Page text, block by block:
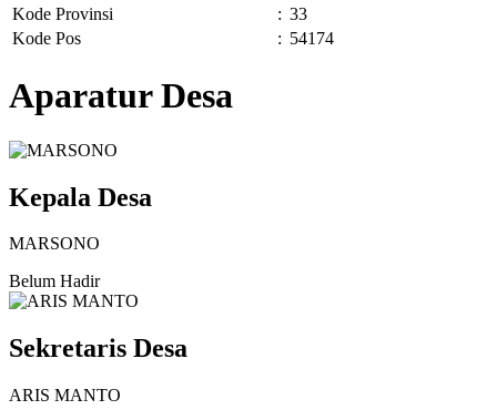
Kode Provinsi
: 33
Kode Pos
: 54174
Aparatur Desa
Kepala Desa
MARSONO
Belum Hadir
Sekretaris Desa
ARIS MANTO